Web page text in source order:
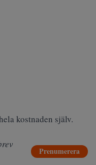
kostnaden själv.
Prenumerera